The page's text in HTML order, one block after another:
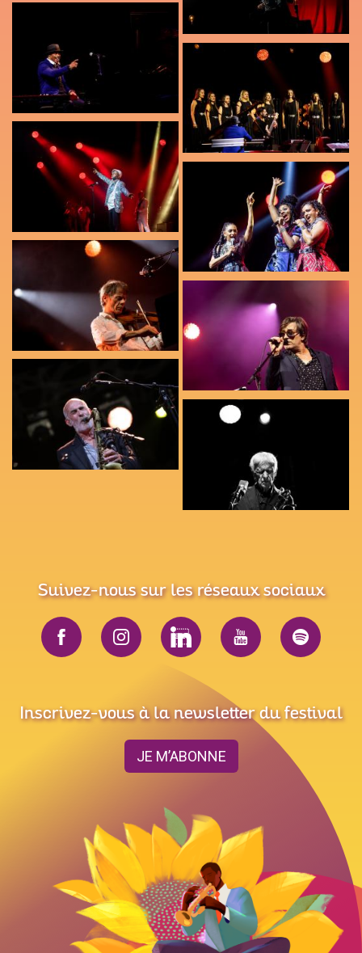
Suivez-nous sur les réseaux sociaux
Inscrivez-vous à la newsletter du festival
JE M’ABONNE